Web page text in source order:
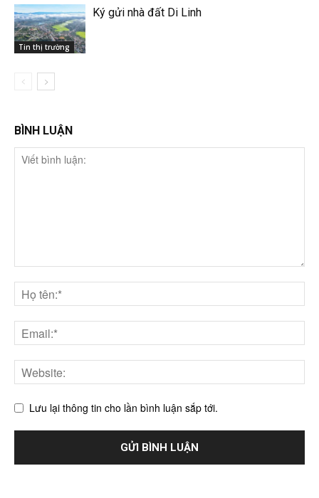
Tin thị trường
Ký gửi nhà đất Di Linh
BÌNH LUẬN
Lưu lại thông tin cho lần bình luận sắp tới.